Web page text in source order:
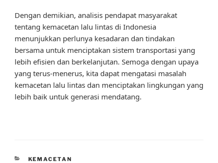
Dengan demikian, analisis pendapat masyarakat
tentang kemacetan lalu lintas di Indonesia
menunjukkan perlunya kesadaran dan tindakan
bersama untuk menciptakan sistem transportasi yang
lebih efisien dan berkelanjutan. Semoga dengan upaya
yang terus-menerus, kita dapat mengatasi masalah
kemacetan lalu lintas dan menciptakan lingkungan yang
lebih baik untuk generasi mendatang.
CATEGORIES
KEMACETAN